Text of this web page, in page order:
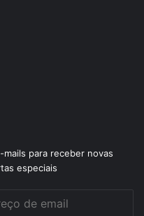
para receber novas
especiais